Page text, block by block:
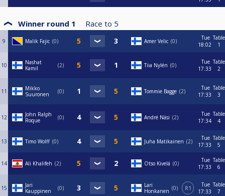
Winner round 1 Race to 5
9 Malik Fajic 0 Amer Velic 0
Tue
18:02
Table
1
10
Nashat
Kamil
2 Tiia Nylén 0
Tue
17:33
Table
2
11
Mikko
Suuronen
0 Tommie Bagge 2
Tue
17:33
Table
3
12
John Ralph
Roque
0 André Näsi 2
Tue
17:34
Table
4
13 Timo Wolff 0 Juha Matikainen 2
Tue
17:33
Table
5
14 Ali Khalifeh 2 Otso Kivelä 0
Tue
17:33
Table
6
15
Jari
Kauppinen
0
Lari
Honkanen
0 R1
Tue
17:33
Table
7